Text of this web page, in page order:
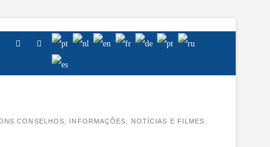
FacebookInstagramYoutube
CONSELHOS, INFORMAÇÕES, NOTÍCIAS E FILMES.